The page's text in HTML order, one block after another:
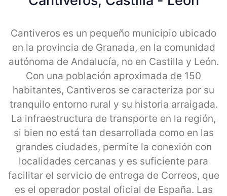
Cantiveros es un pequeño municipio ubicado
en la provincia de Granada, en la comunidad
autónoma de Andalucía, no en Castilla y León.
Con una población aproximada de 150
habitantes, Cantiveros se caracteriza por su
tranquilo entorno rural y su historia arraigada.
La infraestructura de transporte en la región,
si bien no está tan desarrollada como en las
grandes ciudades, permite la conexión con
localidades cercanas y es suficiente para
facilitar el servicio de entrega de Correos, que
es el operador postal oficial de España. Las